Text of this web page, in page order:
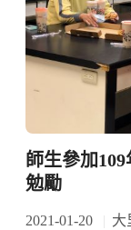
師生參加
勉勵
2021-01-20 大